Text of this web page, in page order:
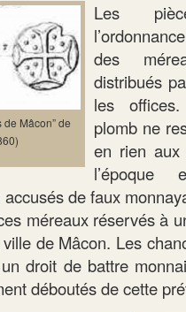
Mâcon” de
Les
des
distribués
les
plomb ne
en rien aux
l’époque
de faux
méreaux réservés à
de Mâcon. Les
droit de battre
déboutés de cette